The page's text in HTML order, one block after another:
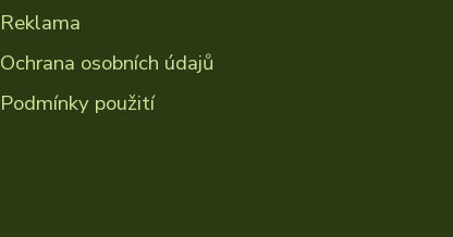
Reklama
Ochrana osobních údajů
Podmínky použití